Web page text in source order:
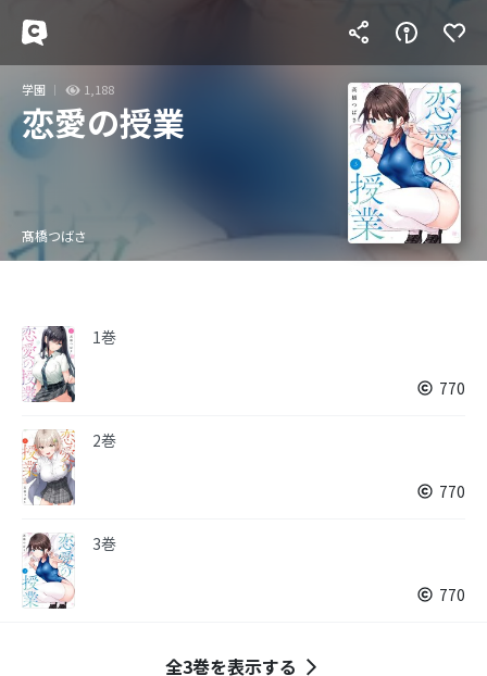
学園 1,188
恋愛の授業
髙橋つばさ
1巻
770
2巻
770
3巻
770
全3巻を表示する